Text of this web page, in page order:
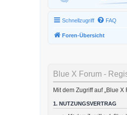
Schnellzugriff FAQ
Foren-Übersicht
Blue X Forum -
Mit dem Zugriff auf „Blue
1. NUTZUNGSVERTRAG